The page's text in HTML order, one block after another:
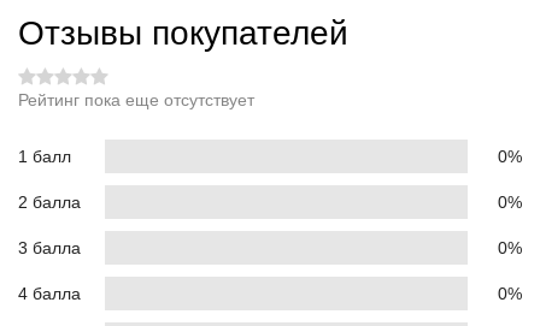
Отзывы покупателей
Рейтинг пока еще отсутствует
1 балл 0%
2 балла 0%
3 балла 0%
4 балла 0%